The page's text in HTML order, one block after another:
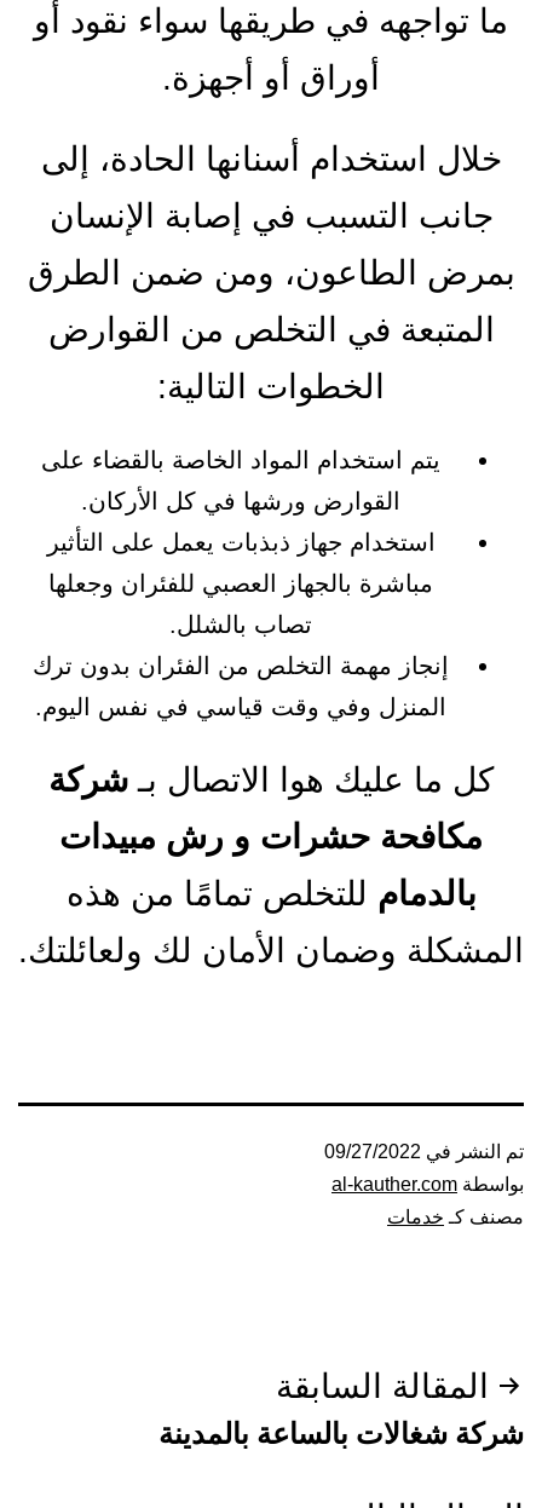
ما تواجهه في طريقها سواء نقود أو
أوراق أو أجهزة.
خلال استخدام أسنانها الحادة، إلى
جانب التسبب في إصابة الإنسان
بمرض الطاعون، ومن ضمن الطرق
المتبعة في التخلص من القوارض
الخطوات التالية:
يتم استخدام المواد الخاصة بالقضاء على
القوارض ورشها في كل الأركان.
استخدام جهاز ذبذبات يعمل على التأثير
مباشرة بالجهاز العصبي للفئران وجعلها
تصاب بالشلل.
إنجاز مهمة التخلص من الفئران بدون ترك
المنزل وفي وقت قياسي في نفس اليوم.
كل ما عليك هوا الاتصال بـ شركة
مكافحة حشرات و رش مبيدات
بالدمام للتخلص تمامًا من هذه
المشكلة وضمان الأمان لك ولعائلتك.
تم النشر في 09/27/2022
بواسطة al-kauther.com
مصنف كـ خدمات
تصفّح
المقالات
المقالة السابقة
شركة شغالات بالساعة بالمدينة